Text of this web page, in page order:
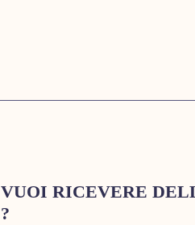
VUOI RICEVERE
?